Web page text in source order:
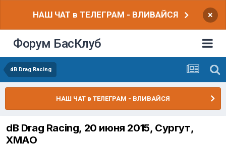
НАШ ЧАТ в ТЕЛЕГРАМ - ВЛИВАЙСЯ ×
Форум БасКлуб
dB Drag Racing
НАШ ЧАТ в ТЕЛЕГРАМ - ВЛИВАЙСЯ
dB Drag Racing, 20 июня 2015, Сургут,
ХМАО